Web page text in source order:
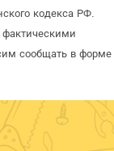
кодекса РФ.
сообщать в форме